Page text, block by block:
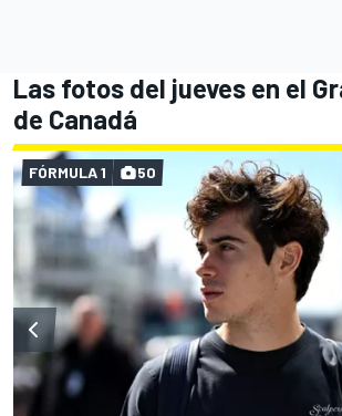
Las fotos del jueves en el
de Canadá
FÓRMULA 1 50